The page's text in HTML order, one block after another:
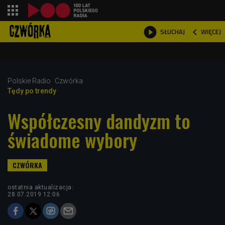
 SŁUCHAJ  WIĘCEJ

Polskie Radio
Czwórka
Tędy po trendy
Współczesny dandyzm to
świadome wybory
ostatnia aktualizacja:
28.07.2019 12:06